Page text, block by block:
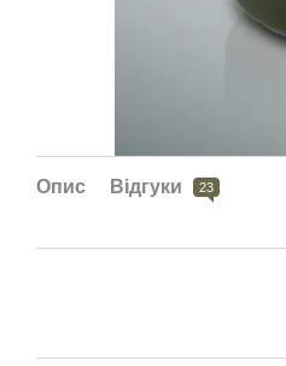
Опис Відгуки 23